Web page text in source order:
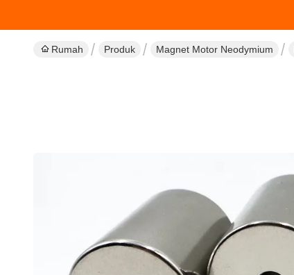
Rumah Produk Magnet Motor Neodymium